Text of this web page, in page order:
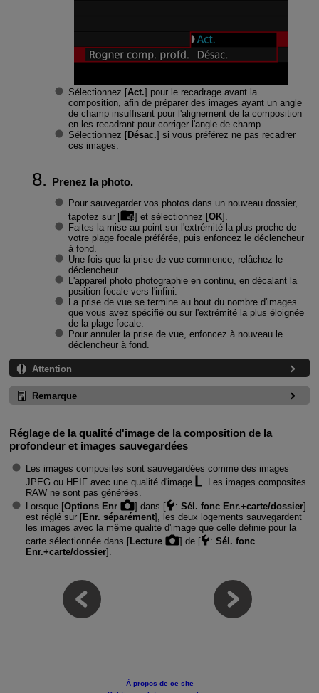
Sélectionnez [Act.] pour le recadrage avant la
composition, afin de préparer des images ayant un angle
de champ insuffisant pour l'alignement de la composition
en les recadrant pour corriger l'angle de champ.
Sélectionnez [Désac.] si vous préférez ne pas recadrer
ces images.
Prenez la photo.
Pour sauvegarder vos photos dans un nouveau dossier,
tapotez sur [
] et sélectionnez [OK].
Faites la mise au point sur l'extrémité la plus proche de
votre plage focale préférée, puis enfoncez le déclencheur
à fond.
Une fois que la prise de vue commence, relâchez le
déclencheur.
L'appareil photo photographie en continu, en décalant la
position focale vers l'infini.
La prise de vue se termine au bout du nombre d'images
que vous avez spécifié ou sur l'extrémité la plus éloignée
de la plage focale.
Pour annuler la prise de vue, enfoncez à nouveau le
déclencheur à fond.
Attention
Remarque
Réglage de la qualité d'image de la composition de la
profondeur et images sauvegardées
Les images composites sont sauvegardées comme des images
JPEG ou HEIF avec une qualité d'image
. Les images composites
RAW ne sont pas générées.
Lorsque [Options Enr ] dans [ : Sél. fonc Enr.+carte/dossier]
est réglé sur [Enr. séparément], les deux logements sauvegardent
les images avec la même qualité d'image que celle définie pour la
carte sélectionnée dans [Lecture ] de [ : Sél. fonc
Enr.+carte/dossier].
À propos de ce site